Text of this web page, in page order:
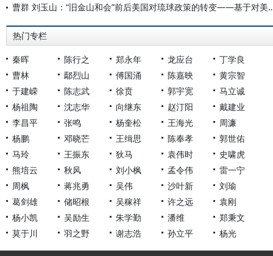
曹群 刘玉山：“旧金山和会”前后
热门专栏
秦晖 陈行之 郑永年 龙应台
丁学良
曹林
鄢烈山 傅国涌 陈嘉映
黄宗智
于建嵘
陈志武 徐贲 郭宇宽
马立诚
杨祖陶
沈志华 向继东 赵汀阳
戴建业
李昌平
张鸣 杨奎松 王海光
周濂
杨鹏
邓晓芒 王缉思 陈奉孝
郭世佑
马玲
王振东 狄马 袁伟时
史啸虎
熊培云
秋风 刘小枫 孟令伟
雷一宁
周枫
蒋兆勇 吴伟 沙叶新
刘瑜
葛剑雄
储昭根 吴稼祥 许之远
袁刚
杨小凯
吴励生 朱学勤 潘维
郑秉文
莫于川
羽之野 谢志浩 孙立平 杨光